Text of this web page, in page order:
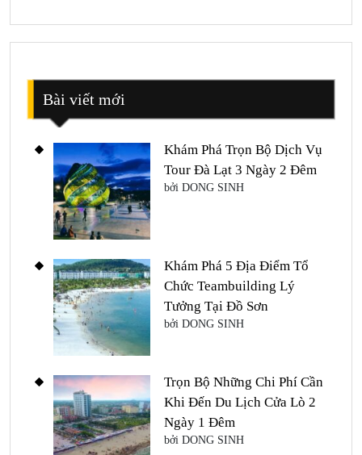
Bài viết mới
Khám Phá Trọn Bộ Dịch Vụ
Tour Đà Lạt 3 Ngày 2 Đêm
bởi DONG SINH
Khám Phá 5 Địa Điểm Tổ
Chức Teambuilding Lý
Tưởng Tại Đồ Sơn
bởi DONG SINH
Trọn Bộ Những Chi Phí Cần
Khi Đến Du Lịch Cửa Lò 2
Ngày 1 Đêm
bởi DONG SINH